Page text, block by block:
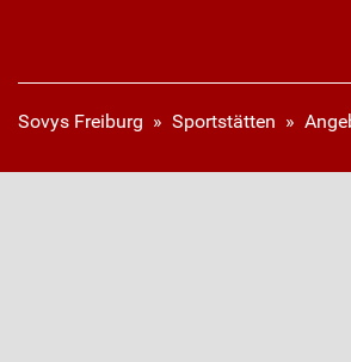
Sovys Freiburg » Sportstätten »